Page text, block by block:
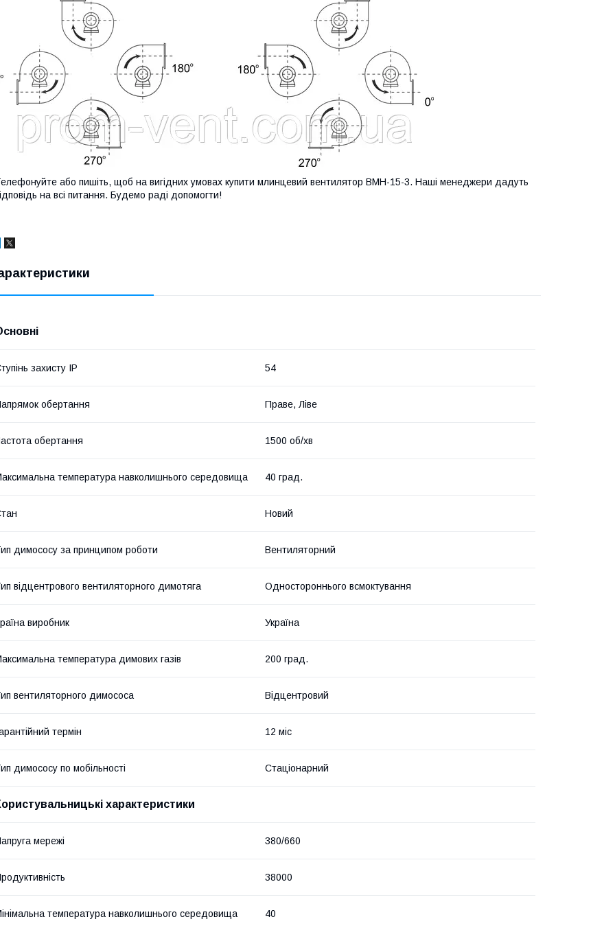
або пишіть, щоб на вигідних умовах купити млинцевий вентилятор ВМН-15-3. Наші менеджери дадуть
на всі питання. Будемо раді допомогти!
захисту IP 54
обертання Праве, Ліве
обертання 1500 об/хв
температура навколишнього середовища 40 град.
Новий
димососу за принципом роботи Вентиляторний
відцентрового вентиляторного димотяга Одностороннього всмоктування
виробник Україна
температура димових газів 200 град.
вентиляторного димососа Відцентровий
термін 12 міс
димососу по мобільності Стаціонарний
характеристики
мережі 380/660
38000
температура навколишнього середовища 40